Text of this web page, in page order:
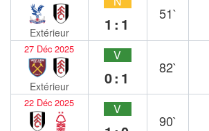
Extérieur 1:1
51`
27 Déc 2025
Extérieur
V
0:1
82`
22 Déc 2025 V
90`